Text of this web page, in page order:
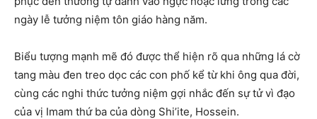
ngày lễ tưởng niệm tôn giáo hàng năm.
Biểu tượng mạnh mẽ đó được thể hiện rõ qua những lá cờ
tang màu đen treo dọc các con phố kể từ khi ông qua đời,
cùng các nghi thức tưởng niệm gợi nhắc đến sự tử vì đạo
của vị Imam thứ ba của dòng Shi’ite, Hossein.